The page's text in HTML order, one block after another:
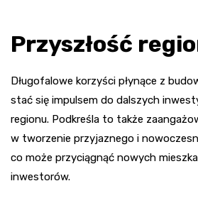
Przyszłość
Długofalowe korzyści płynące z
stać się impulsem do dalszych
regionu. Podkreśla to także
w tworzenie przyjaznego i
co może przyciągnąć nowych
inwestorów.